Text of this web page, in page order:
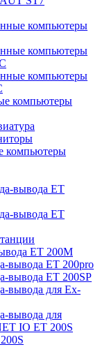
компьютеры
компьютеры
компьютеры
компьютеры
компьютеры
вывода ET
вывода ET
ET 200M
вывода ET 200pro
вывода ET 200SP
вывода для Ex-
вывода для
IO ET 200S